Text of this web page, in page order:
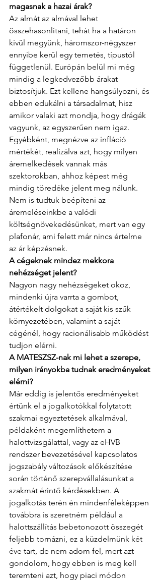
magasnak a hazai árak?
Az almát az almával lehet
összehasonlítani, tehát ha a határon
kívül megyünk, háromszor-négyszer
ennyibe kerül egy temetés, típustól
függetlenül. Európán belül mi még
mindig a legkedvezőbb árakat
biztosítjuk. Ezt kellene hangsúlyozni, és
ebben edukálni a társadalmat, hisz
amikor valaki azt mondja, hogy drágák
vagyunk, az egyszerűen nem igaz.
Egyébként, megnézve az infláció
mértékét, realizálva azt, hogy milyen
áremelkedések vannak más
szektorokban, ahhoz képest még
mindig töredéke jelent meg nálunk.
Nem is tudtuk beépíteni az
áremeléseinkbe a valódi
költségnövekedésünket, mert van egy
plafonár, ami felett már nincs értelme
az ár képzésnek.
A cégeknek mindez mekkora
nehézséget jelent?
Nagyon nagy nehézségeket okoz,
mindenki újra varrta a gombot,
átértékelt dolgokat a saját kis szűk
környezetében, valamint a saját
cégénél, hogy racionálisabb működést
tudjon elérni.
A MATESZSZ-nak mi lehet a szerepe,
milyen irányokba tudnak eredményeket
elérni?
Már eddig is jelentős eredményeket
értünk el a jogalkotókkal folytatott
szakmai egyeztetések alkalmával,
példaként megemlíthetem a
halottvizsgálattal, vagy az eHVB
rendszer bevezetésével kapcsolatos
jogszabály változások előkészítése
során történő szerepvállalásunkat a
szakmát érintő kérdésekben. A
jogalkotás terén én mindenféleképpen
továbbra is szeretném például a
halottszállítás bebetonozott összegét
feljebb tornázni, ez a küzdelmünk két
éve tart, de nem adom fel, mert azt
gondolom, hogy ebben is meg kell
teremteni azt, hogy piaci módon